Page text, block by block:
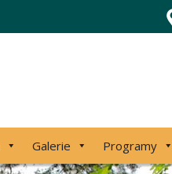
Galerie Programy